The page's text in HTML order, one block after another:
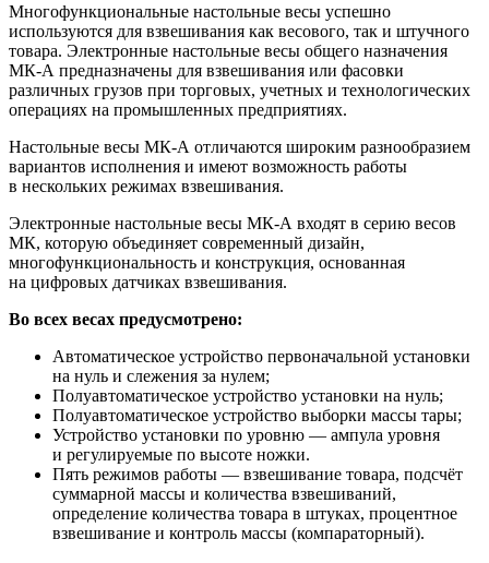
Многофункциональные настольные весы успешно
используются для взвешивания как весового, так и штучного
товара. Электронные настольные весы общего назначения
МК-А предназначены для взвешивания или фасовки
различных грузов при торговых, учетных и технологических
операциях на промышленных предприятиях.
Настольные весы МК-А отличаются широким разнообразием
вариантов исполнения и имеют возможность работы
в нескольких режимах взвешивания.
Электронные настольные весы МК-А входят в серию весов
МК, которую объединяет современный дизайн,
многофункциональность и конструкция, основанная
на цифровых датчиках взвешивания.
Во всех весах предусмотрено:
Автоматическое устройство первоначальной установки
на нуль и слежения за нулем;
Полуавтоматическое устройство установки на нуль;
Полуавтоматическое устройство выборки массы тары;
Устройство установки по уровню — ампула уровня
и регулируемые по высоте ножки.
Пять режимов работы — взвешивание товара, подсчёт
суммарной массы и количества взвешиваний,
определение количества товара в штуках, процентное
взвешивание и контроль массы (компараторный).